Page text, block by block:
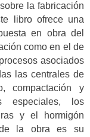
la fabricación
libro ofrece una
en obra del
como en el de
asociados
las centrales de
compactación y
especiales, los
y el hormigón
de la obra es su